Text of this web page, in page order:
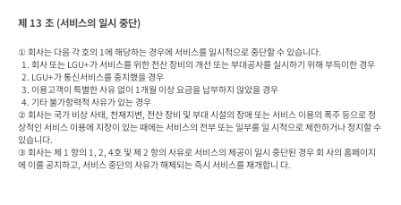
제 13 조 (서비스의 일시 중단)
① 회사는 다음 각 호의 1에 해당하는 경우에 서비스를 일시적으로 중단할 수 있습니다.
② 회사는 국가 비상 사태, 천재지변, 전산 장비 및 부대 시설의 장애 또는 서비스 이용의 폭주 등으로 정
상적인 서비스 이용에 지장이 있는 때에는 서비스의 전부 또는 일부를 일 시적으로 제한하거나 정지할 수
있습니다.
③ 회사는 제 1 항의 1, 2, 4호 및 제 2 항의 사유로 서비스의 제공이 일시 중단된 경우 회 사의 홈페이지
에 이를 공지하고, 서비스 중단의 사유가 해제되는 즉시 서비스를 재개합니 다.